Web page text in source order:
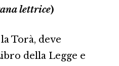
lettrice)
Torà, deve
della Legge e